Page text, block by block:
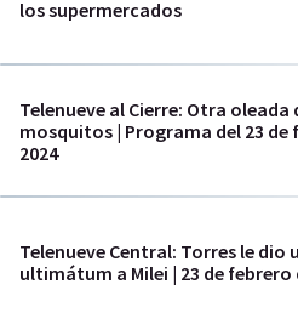
los supermercados
Telenueve al Cierre: Otra oleada
mosquitos | Programa del 23 de
2024
Telenueve Central: Torres le dio
ultimátum a Milei | 23 de febrero